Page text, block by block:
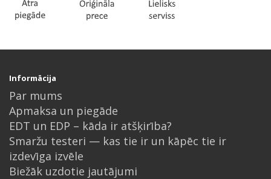
Informācija
Par mums
Apmaksa un piegāde
EDT un EDP – kāda ir atšķirība?
Smaržu testeri — kas tie ir un kāpēc tie ir
izdevīga izvēle
Biežāk uzdotie jautājumi